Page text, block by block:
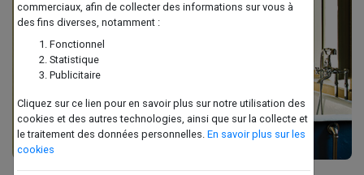
commerciaux, afin de collecter des informations sur vous à
des fins diverses, notamment :
Fonctionnel
Statistique
Publicitaire
Cliquez sur ce lien pour en savoir plus sur notre utilisation des
cookies et des autres technologies, ainsi que sur la collecte et
le traitement des données personnelles. En savoir plus sur les
cookies